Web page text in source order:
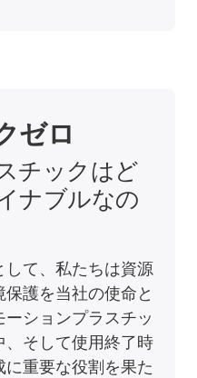
ゼロ
チックはど
ナブルなの
して、私たちは資源
護を当社の使命と
ションプラスチッ
、そして使用終了時
重要な役割を果た